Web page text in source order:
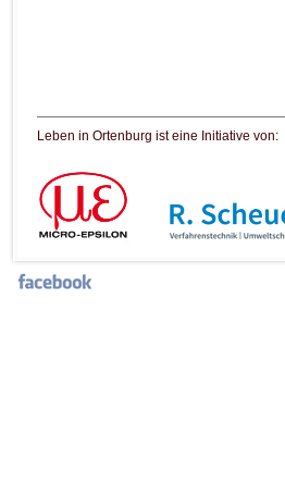
Leben in Ortenburg ist eine Initiative von: